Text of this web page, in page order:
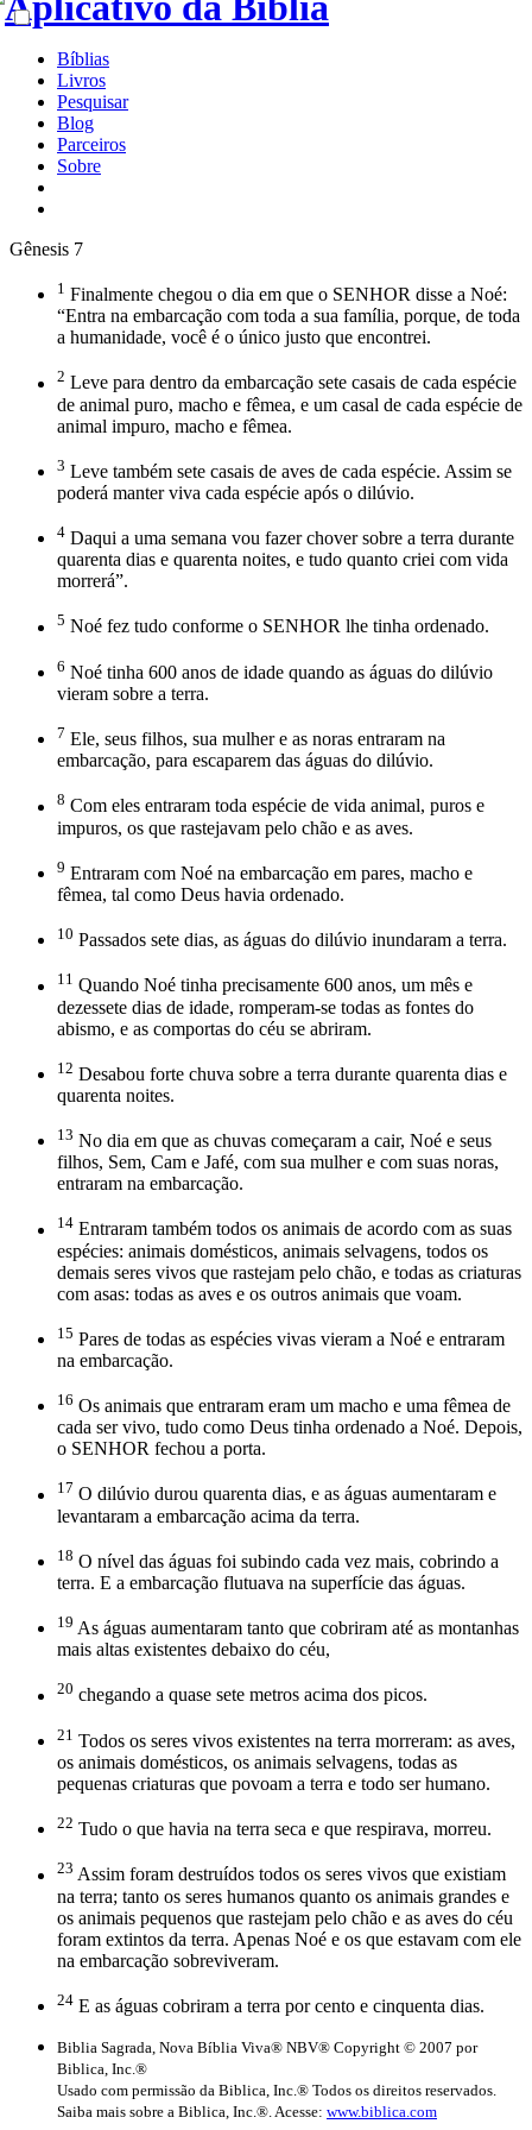
Bíblias
Livros
Pesquisar
Blog
Parceiros
Sobre
Gênesis 7
1 Finalmente chegou o dia em que o SENHOR disse a Noé:
“Entra na embarcação com toda a sua família, porque, de toda
a humanidade, você é o único justo que encontrei.
2 Leve para dentro da embarcação sete casais de cada espécie
de animal puro, macho e fêmea, e um casal de cada espécie de
animal impuro, macho e fêmea.
3 Leve também sete casais de aves de cada espécie. Assim se
poderá manter viva cada espécie após o dilúvio.
4 Daqui a uma semana vou fazer chover sobre a terra durante
quarenta dias e quarenta noites, e tudo quanto criei com vida
morrerá”.
5 Noé fez tudo conforme o SENHOR lhe tinha ordenado.
6 Noé tinha 600 anos de idade quando as águas do dilúvio
vieram sobre a terra.
7 Ele, seus filhos, sua mulher e as noras entraram na
embarcação, para escaparem das águas do dilúvio.
8 Com eles entraram toda espécie de vida animal, puros e
impuros, os que rastejavam pelo chão e as aves.
9 Entraram com Noé na embarcação em pares, macho e
fêmea, tal como Deus havia ordenado.
10 Passados sete dias, as águas do dilúvio inundaram a terra.
11 Quando Noé tinha precisamente 600 anos, um mês e
dezessete dias de idade, romperam-se todas as fontes do
abismo, e as comportas do céu se abriram.
12 Desabou forte chuva sobre a terra durante quarenta dias e
quarenta noites.
13 No dia em que as chuvas começaram a cair, Noé e seus
filhos, Sem, Cam e Jafé, com sua mulher e com suas noras,
entraram na embarcação.
14 Entraram também todos os animais de acordo com as suas
espécies: animais domésticos, animais selvagens, todos os
demais seres vivos que rastejam pelo chão, e todas as criaturas
com asas: todas as aves e os outros animais que voam.
15 Pares de todas as espécies vivas vieram a Noé e entraram
na embarcação.
16 Os animais que entraram eram um macho e uma fêmea de
cada ser vivo, tudo como Deus tinha ordenado a Noé. Depois,
o SENHOR fechou a porta.
17 O dilúvio durou quarenta dias, e as águas aumentaram e
levantaram a embarcação acima da terra.
18 O nível das águas foi subindo cada vez mais, cobrindo a
terra. E a embarcação flutuava na superfície das águas.
19 As águas aumentaram tanto que cobriram até as montanhas
mais altas existentes debaixo do céu,
20 chegando a quase sete metros acima dos picos.
21 Todos os seres vivos existentes na terra morreram: as aves,
os animais domésticos, os animais selvagens, todas as
pequenas criaturas que povoam a terra e todo ser humano.
22 Tudo o que havia na terra seca e que respirava, morreu.
23 Assim foram destruídos todos os seres vivos que existiam
na terra; tanto os seres humanos quanto os animais grandes e
os animais pequenos que rastejam pelo chão e as aves do céu
foram extintos da terra. Apenas Noé e os que estavam com ele
na embarcação sobreviveram.
24 E as águas cobriram a terra por cento e cinquenta dias.
Biblia Sagrada, Nova Bíblia Viva® NBV® Copyright © 2007 por
Biblica, Inc.®
Usado com permissão da Biblica, Inc.® Todos os direitos reservados.
Saiba mais sobre a Biblica, Inc.®. Acesse: www.biblica.com